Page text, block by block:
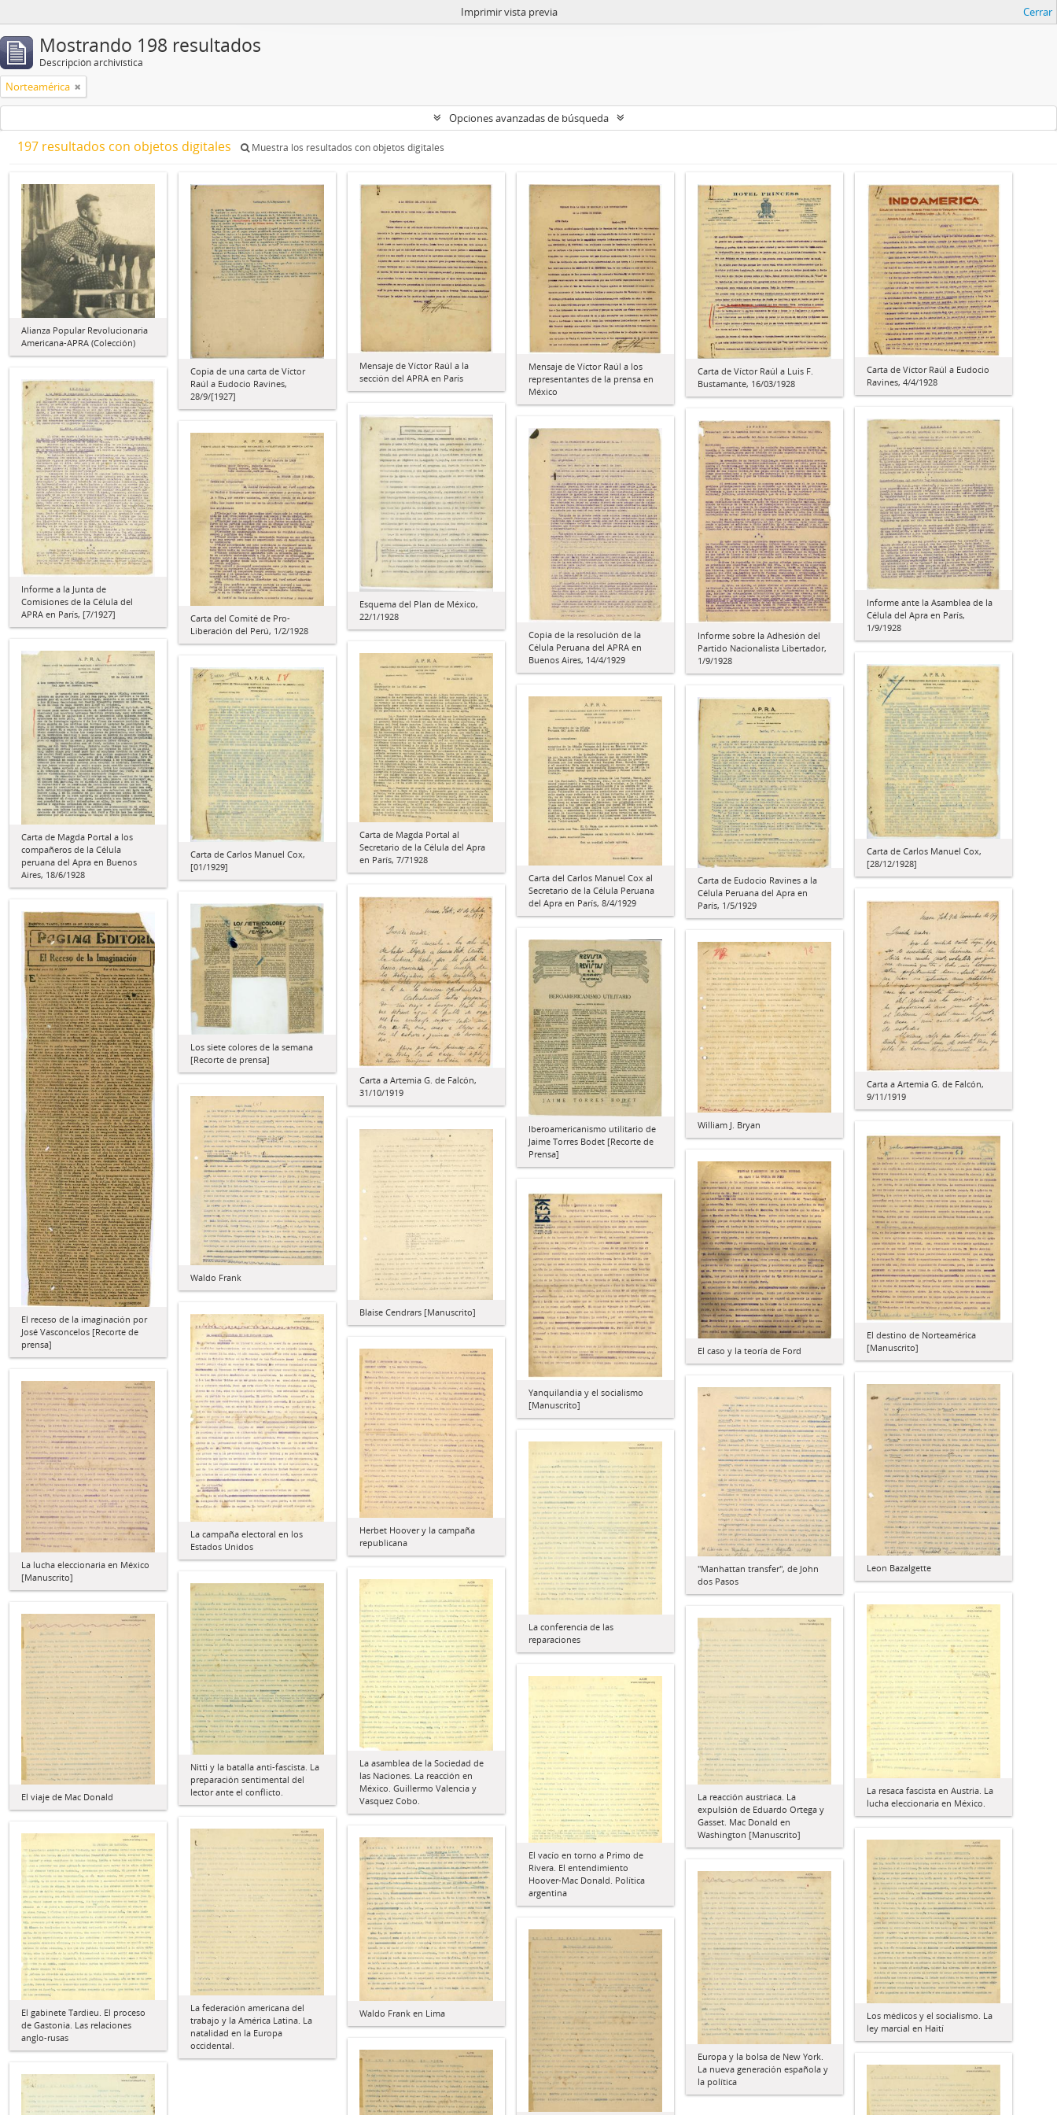
Imprimir vista previa Cerrar
Mostrando 198 resultados
Descripción archivística
Norteamérica
Opciones avanzadas de búsqueda
197 resultados con objetos digitales Muestra los resultados con objetos digitales
Alianza Popular Revolucionaria
Americana-APRA (Colección)
Copia de una carta de Víctor
Raúl a Eudocio Ravines,
28/9/[1927]
Mensaje de Víctor Raúl a la
sección del APRA en París
Mensaje de Víctor Raúl a los
representantes de la prensa en
México
Carta de Víctor Raúl a Luis F.
Bustamante, 16/03/1928
Carta de Víctor Raúl a Eudocio
Ravines, 4/4/1928
Informe a la Junta de
Comisiones de la Célula del
APRA en París, [7/1927]
Esquema del Plan de México,
22/1/1928
Informe ante la Asamblea de la
Célula del Apra en París,
1/9/1928
Informe sobre la Adhesión del
Partido Nacionalista Libertador,
1/9/1928
Copia de la resolución de la
Célula Peruana del APRA en
Buenos Aires, 14/4/1929
Carta del Comité de Pro-
Liberación del Perú, 1/2/1928
Carta de Magda Portal a los
compañeros de la Célula
peruana del Apra en Buenos
Aires, 18/6/1928
Carta de Magda Portal al
Secretario de la Célula del Apra
en París, 7/71928
Carta de Carlos Manuel Cox,
[28/12/1928]
Carta de Carlos Manuel Cox,
[01/1929]
Carta del Carlos Manuel Cox al
Secretario de la Célula Peruana
del Apra en París, 8/4/1929
Carta de Eudocio Ravines a la
Célula Peruana del Apra en
París, 1/5/1929
Carta a Artemia G. de Falcón,
31/10/1919
Carta a Artemia G. de Falcón,
9/11/1919
Los siete colores de la semana
[Recorte de prensa]
El receso de la imaginación por
José Vasconcelos [Recorte de
prensa]
Iberoamericanismo utilitario de
Jaime Torres Bodet [Recorte de
Prensa]
William J. Bryan
Waldo Frank
Blaise Cendrars [Manuscrito]
El destino de Norteamérica
[Manuscrito]
El caso y la teoría de Ford
Yanquilandia y el socialismo
[Manuscrito]
La campaña electoral en los
Estados Unidos
Herbet Hoover y la campaña
republicana
La lucha eleccionaria en México
[Manuscrito]
Leon Bazalgette
"Manhattan transfer", de John
dos Pasos
La conferencia de las
reparaciones
La asamblea de la Sociedad de
las Naciones. La reacción en
México. Guillermo Valencia y
Vasquez Cobo.
Nitti y la batalla anti-fascista. La
preparación sentimental del
lector ante el conflicto.
La resaca fascista en Austria. La
lucha eleccionaria en México.
El viaje de Mac Donald
La reacción austriaca. La
expulsión de Eduardo Ortega y
Gasset. Mac Donald en
Washington [Manuscrito]
El vacío en torno a Primo de
Rivera. El entendimiento
Hoover-Mac Donald. Política
argentina
La federación americana del
trabajo y la América Latina. La
natalidad en la Europa
occidental.
El gabinete Tardieu. El proceso
de Gastonia. Las relaciones
anglo-rusas
Waldo Frank en Lima
Los médicos y el socialismo. La
ley marcial en Haití
Europa y la bolsa de New York.
La nueva generación española y
la política